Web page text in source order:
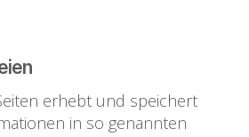
erhebt und speichert
in so genannten